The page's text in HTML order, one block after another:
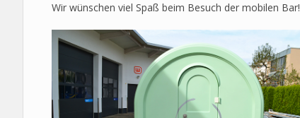
Wir wünschen viel Spaß beim Besuch der mobilen Bar!